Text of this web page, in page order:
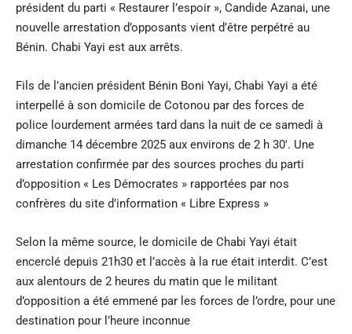
président du parti « Restaurer l’espoir », Candide Azanai, une
nouvelle arrestation d’opposants vient d’être perpétré au
Bénin. Chabi Yayi est aux arrêts.
Fils de l’ancien président Bénin Boni Yayi, Chabi Yayi a été
interpellé à son domicile de Cotonou par des forces de
police lourdement armées tard dans la nuit de ce samedi à
dimanche 14 décembre 2025 aux environs de 2 h 30′. Une
arrestation confirmée par des sources proches du parti
d’opposition « Les Démocrates » rapportées par nos
confrères du site d’information « Libre Express »
Selon la même source, le domicile de Chabi Yayi était
encerclé depuis 21h30 et l’accès à la rue était interdit. C’est
aux alentours de 2 heures du matin que le militant
d’opposition a été emmené par les forces de l’ordre, pour une
destination pour l’heure inconnue